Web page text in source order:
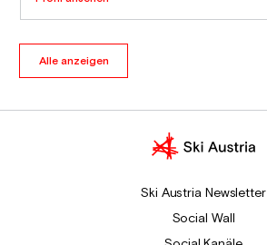
Alle anzeigen
Ski Austria Newsletter
Social Wall